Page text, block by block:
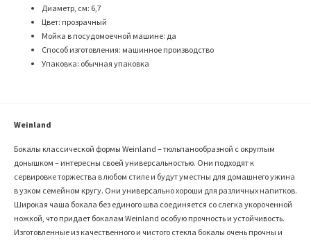
Диаметр, см: 6,7
Цвет: прозрачный
Мойка в посудомоечной машине: да
Способ изготовления: машинное производство
Упаковка: обычная упаковка
Weinland
Бокалы классической формы Weinland – тюльпанообразной с округлым
донышком – интересны своей универсальностью. Они подходят к
сервировке торжества в любом стиле и будут уместны для домашнего ужина
в узком семейном кругу. Они универсально хороши для различных напитков.
Широкая чаша бокала без единого шва соединяется со слегка укороченной
ножкой, что придает бокалам Weinland особую прочность и устойчивость.
Изготовленные из качественного и чистого стекла бокалы очень прочны и